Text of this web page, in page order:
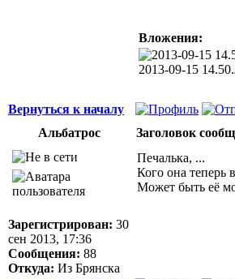
Вложения:
2013-09-15
Вернуться к началу
Альбатрос
Заголовок
Зарегистрирован: 30
сен 2013, 17:36
Сообщения: 88
Откуда: Из Брянска
Печалька, ...
Кого она теперь
Может быть её